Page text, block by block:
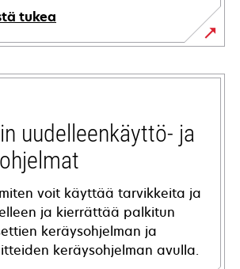
tukea
uudelleenkäyttö- ja
voit käyttää tarvikkeita ja
ja kierrättää palkitun
keräysohjelman ja
keräysohjelman avulla.